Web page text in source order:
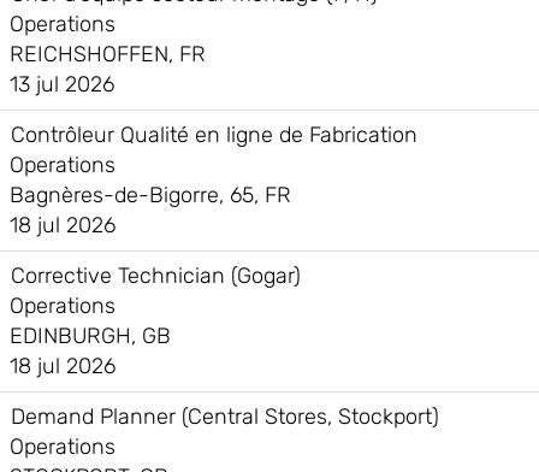
Operations
REICHSHOFFEN, FR
13 jul 2026
Contrôleur Qualité en ligne de Fabrication
Operations
Bagnères-de-Bigorre, 65, FR
18 jul 2026
Corrective Technician (Gogar)
Operations
EDINBURGH, GB
18 jul 2026
Demand Planner (Central Stores, Stockport)
Operations